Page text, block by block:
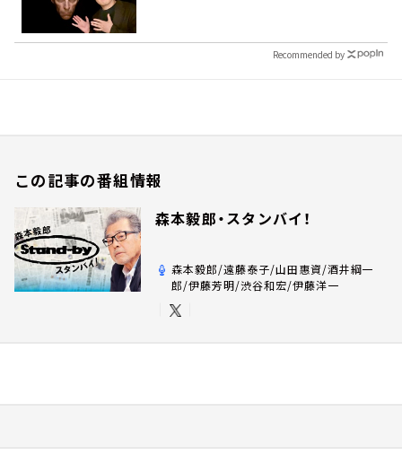
Recommended by
この記事の番組情報
森本毅郎・スタンバイ！
森本毅郎/遠藤泰子/山田惠資/酒井綱一
郎/伊藤芳明/渋谷和宏/伊藤洋一